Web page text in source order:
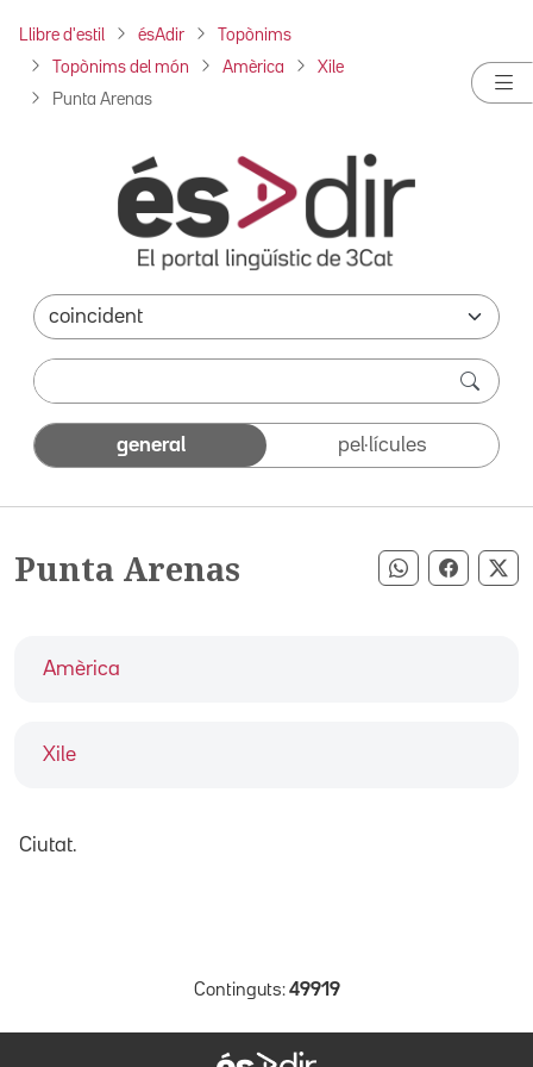
Llibre d'estil ésAdir Topònims
Topònims del món Amèrica Xile
Punta Arenas
general pel·lícules
Punta Arenas Compartir
Amèrica
Xile
Ciutat.
Continguts: 49919